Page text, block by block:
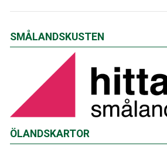
SMÅLANDSKUSTEN
ÖLANDSKARTOR